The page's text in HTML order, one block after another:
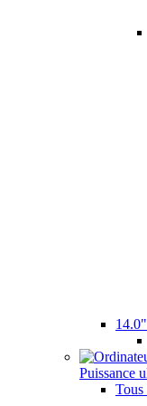
Puissance
Tous